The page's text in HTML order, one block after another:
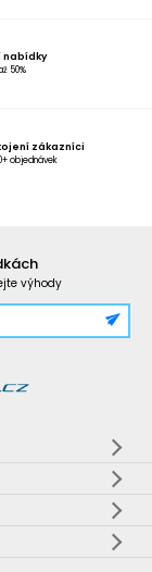
nabídky
50%
zákazníci
objednávek
výhody